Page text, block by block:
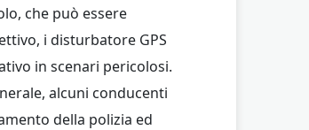
che può essere
i disturbatore GPS
in scenari pericolosi.
alcuni conducenti
della polizia ed